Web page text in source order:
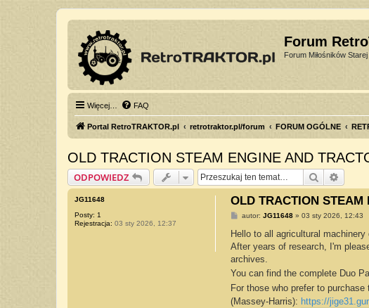
Forum
Forum Miłośników
Więcej… FAQ
Portal RetroTRAKTOR.pl retrotraktor.pl/forum FORUM OGÓLNE
OLD TRACTION STEAM ENGINE AND
ODPOWIEDZ Szukaj
JG11648
Posty: 1
Rejestracja: 03 sty 2026, 12:37
OLD TRACTION STEAM
P
s
autor: JG11648» 03 sty 2026, 12:43
Hello to all agricultural machinery
After years of research, I'm
archives.
You can find the complete Duo
For those who prefer to
(Massey-Harris): https://